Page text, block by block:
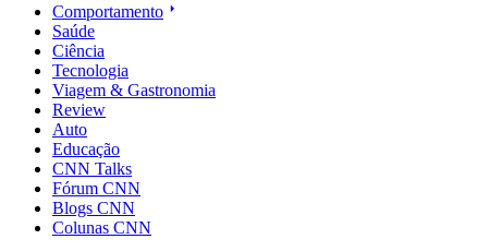
Comportamento
Saúde
Ciência
Tecnologia
Viagem & Gastronomia
Review
Auto
Educação
CNN Talks
Fórum CNN
Blogs CNN
Colunas CNN